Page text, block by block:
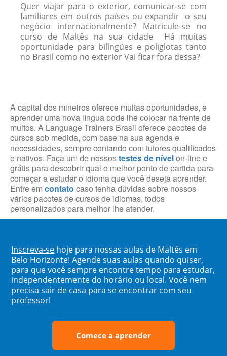
Quer viajar para o exterior, comunicar-se com
familiares em outros países ou expandir o seu
negócio internacionalmente? Matricule-se no
curso de Maltês na sua cidade Há muitas
oportunidade para bilíngües e poliglotas tanto
no Brasil como no exterior Vai ficar fora dessa?
A capital dos mineiros oferece muitas oportunidades, e
aprender uma nova língua pode lhe colocar na frente de
muitos. A Language Trainers Brasil oferece pacotes de
cursos sob medida, com base na sua agenda e
necessidades, sempre contando com tutores qualificados
e nativos. Faça um de nossostestes de nívelon-line e
grátis para descobrir qual o melhor ponto de partida para
começar a estudar o idioma que você deseja aprender.
Entre em contato caso tenha dúvidas sobre nossos
vários pacotes de cursos de idiomas, todos
personalizados para melhor lhe atender.
Inscreva-se hoje para nossas aulas de Maltês em
Belo Horizonte! Agende suas aulas quando quiser,
para que você sempre encontre tempo para estudar,
independentemente do horário ou local. Você nem
precisa sair de casa para se encontrar com seu
professor!
Comece a aprender